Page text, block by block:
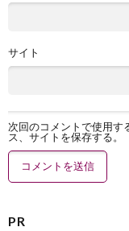
サイト
次回のコメントで使用す
ス、サイトを保存する。
PR